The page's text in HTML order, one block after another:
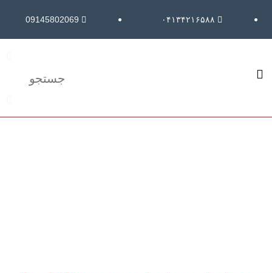
۰۴۱۳۴۲۱۶۵۸۸ 09145802069